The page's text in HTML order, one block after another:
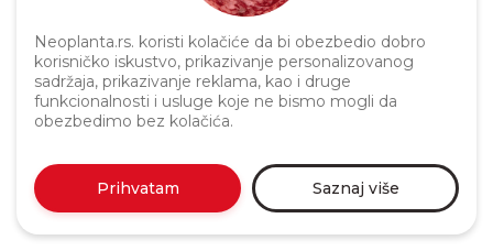
Neoplanta.rs. koristi kolačiće da bi obezbedio dobro
korisničko iskustvo, prikazivanje personalizovanog
sadržaja, prikazivanje reklama, kao i druge
funkcionalnosti i usluge koje ne bismo mogli da
obezbedimo bez kolačića.
Prihvatam Saznaj više